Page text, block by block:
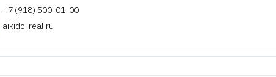
+7 (918) 500-01-00
aikido-real.ru